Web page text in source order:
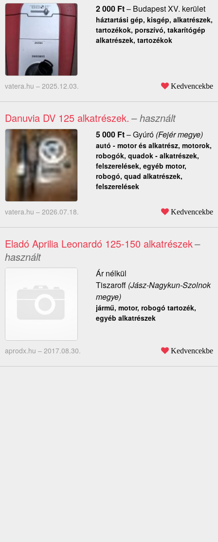
2 000 Ft– Budapest XV. kerület
háztartási gép, kisgép, alkatrészek,
tartozékok, porszívó, takarítógép
alkatrészek, tartozékok
vatera.hu – 2025.12.03. Kedvencekbe
Danuvia DV 125 alkatrészek. – használt
5 000 Ft–Gyúró(Fejér megye)
autó - motor és alkatrész, motorok,
robogók, quadok - alkatrészek,
felszerelések, egyéb motor,
robogó, quad alkatrészek,
felszerelések
vatera.hu – 2026.07.18. Kedvencekbe
Eladó Aprilia Leonardó 125-150 alkatrészek–
használt
Ár nélkül
Tiszaroff(Jász-Nagykun-Szolnok
megye)
jármű, motor, robogó tartozék,
egyéb alkatrészek
aprodx.hu – 2017.08.30. Kedvencekbe